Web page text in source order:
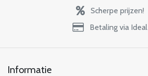
Scherpe prijzen!
Betaling via Ideal
Informatie